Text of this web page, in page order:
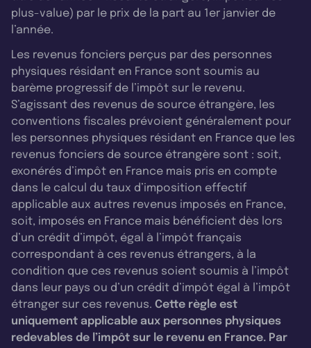
plus-value) par le prix de la part au 1er janvier de
l’année.
Les revenus fonciers perçus par des personnes
physiques résidant en France sont soumis au
barème progressif de l’impôt sur le revenu.
S’agissant des revenus de source étrangère, les
conventions fiscales prévoient généralement pour
les personnes physiques résidant en France que les
revenus fonciers de source étrangère sont : soit,
exonérés d’impôt en France mais pris en compte
dans le calcul du taux d’imposition effectif
applicable aux autres revenus imposés en France,
soit, imposés en France mais bénéficient dès lors
d’un crédit d’impôt, égal à l’impôt français
correspondant à ces revenus étrangers, à la
condition que ces revenus soient soumis à l’impôt
dans leur pays ou d’un crédit d’impôt égal à l’impôt
étranger sur ces revenus. Cette règle est
uniquement applicable aux personnes physiques
redevables de l’impôt sur le revenu en France. Par